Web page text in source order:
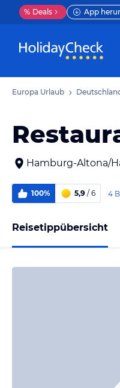
% Deals App
Europa Urlaub
Hamburg-Altona/
100% 5,9 / 6 4
Reisetippübersicht